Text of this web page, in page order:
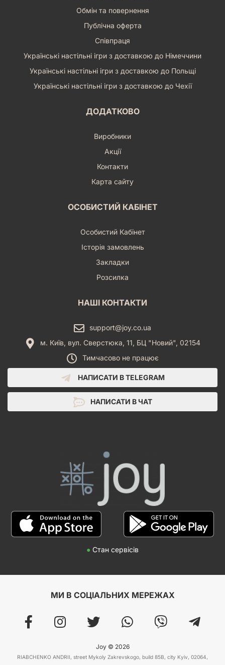
Обмін та повернення
Публічна оферта
Співпраця
Українські настільні ігри з доставкою до Німеччини
Українські настільні ігри з доставкою до Польщі
Українські настільні ігри з доставкою до Чехії
ДОДАТКОВО
Виробники
Акції
Контакти
Карта сайту
ОСОБИСТИЙ КАБІНЕТ
Особистий Кабінет
Історія замовлень
Закладки
Розсилка
НАШІ КОНТАКТИ
support@joy.co.ua
м. Київ, вул. Сверстюка, 11, БЦ "Новий", 02154
Тимчасово не працює
НАПИСАТИ В TELEGRAM
НАПИСАТИ В ЧАТ
● Стан сервісів
МИ В СОЦІАЛЬНИХ МЕРЕЖАХ
Joy © 2026
RIABCHENKO ANDRII, street Mykoly Zakrevskogo, build 85B, city Kyiv, 02064,